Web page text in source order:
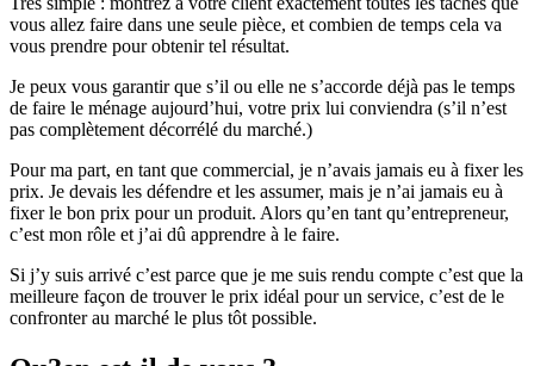
vous allez faire dans une seule pièce, et combien de temps cela va
vous prendre pour obtenir tel résultat.
Je peux vous garantir que s’il ou elle ne s’accorde déjà pas le temps
de faire le ménage aujourd’hui, votre prix lui conviendra (s’il n’est
pas complètement décorrélé du marché.)
Pour ma part, en tant que commercial, je n’avais jamais eu à fixer les
prix. Je devais les défendre et les assumer, mais je n’ai jamais eu à
fixer le bon prix pour un produit. Alors qu’en tant qu’entrepreneur,
c’est mon rôle et j’ai dû apprendre à le faire.
Si j’y suis arrivé c’est parce que je me suis rendu compte c’est que la
meilleure façon de trouver le prix idéal pour un service, c’est de le
confronter au marché le plus tôt possible.